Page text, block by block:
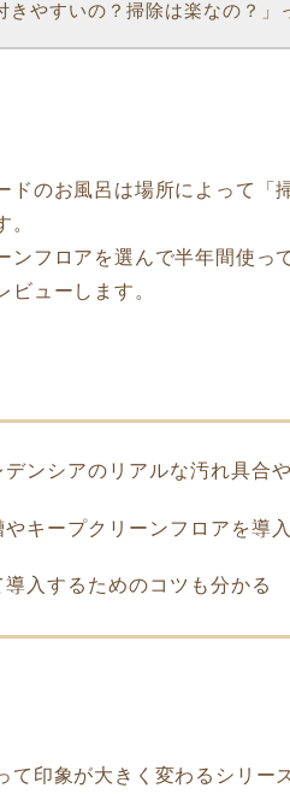
きやすいの？掃除は楽なの？」
ドのお風呂は場所によって「
。
ンフロアを選んで半年間使っ
ビューします。
ンシアのリアルな汚れ具合
キープクリーンフロアを導
入するためのコツも分かる
て印象が大きく変わるシリー